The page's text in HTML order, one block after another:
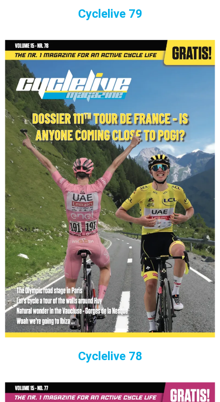
Cyclelive 79
Cyclelive 78